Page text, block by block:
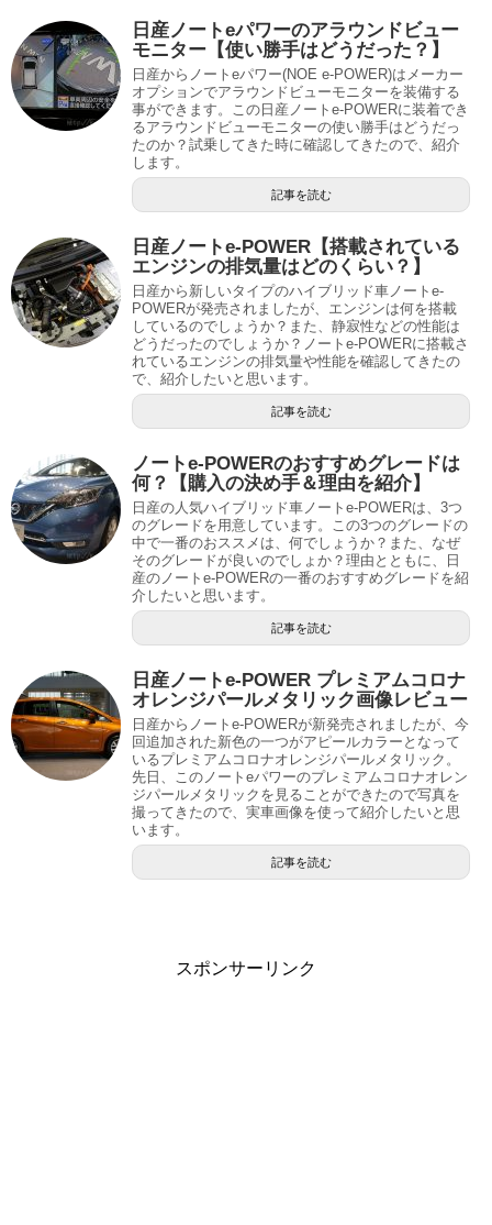
日産ノートeパワーのアラウンドビュー
モニター【使い勝手はどうだった？】
日産からノートeパワー(NOE e-POWER)はメーカー
オプションでアラウンドビューモニターを装備する
事ができます。この日産ノートe-POWERに装着でき
るアラウンドビューモニターの使い勝手はどうだっ
たのか？試乗してきた時に確認してきたので、紹介
します。
記事を読む
日産ノートe-POWER【搭載されている
エンジンの排気量はどのくらい？】
日産から新しいタイプのハイブリッド車ノートe-
POWERが発売されましたが、エンジンは何を搭載
しているのでしょうか？また、静寂性などの性能は
どうだったのでしょうか？ノートe-POWERに搭載さ
れているエンジンの排気量や性能を確認してきたの
で、紹介したいと思います。
記事を読む
ノートe-POWERのおすすめグレードは
何？【購入の決め手＆理由を紹介】
日産の人気ハイブリッド車ノートe-POWERは、3つ
のグレードを用意しています。この3つのグレードの
中で一番のおススメは、何でしょうか？また、なぜ
そのグレードが良いのでしょか？理由とともに、日
産のノートe-POWERの一番のおすすめグレードを紹
介したいと思います。
記事を読む
日産ノートe-POWER プレミアムコロナ
オレンジパールメタリック画像レビュー
日産からノートe-POWERが新発売されましたが、今
回追加された新色の一つがアピールカラーとなって
いるプレミアムコロナオレンジパールメタリック。
先日、このノートeパワーのプレミアムコロナオレン
ジパールメタリックを見ることができたので写真を
撮ってきたので、実車画像を使って紹介したいと思
います。
記事を読む
スポンサーリンク